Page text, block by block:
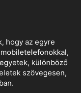
hogy az egyre
különböző
szövegesen,